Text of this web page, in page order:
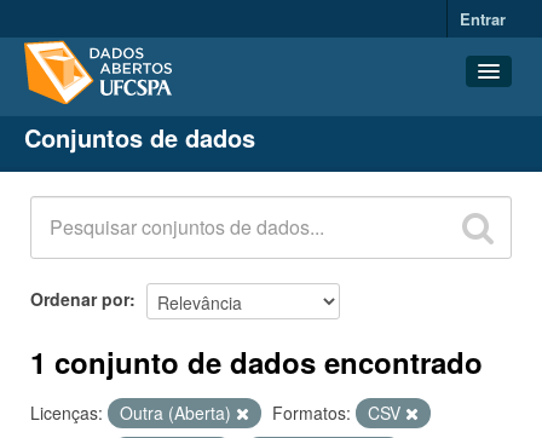
Entrar
Conjuntos de dados
Organizações
Grupos
Sobre
Conjuntos de dados
Ordenar por
1 conjunto de dados encontrado
Licenças: Outra (Aberta) Formatos:
CSV